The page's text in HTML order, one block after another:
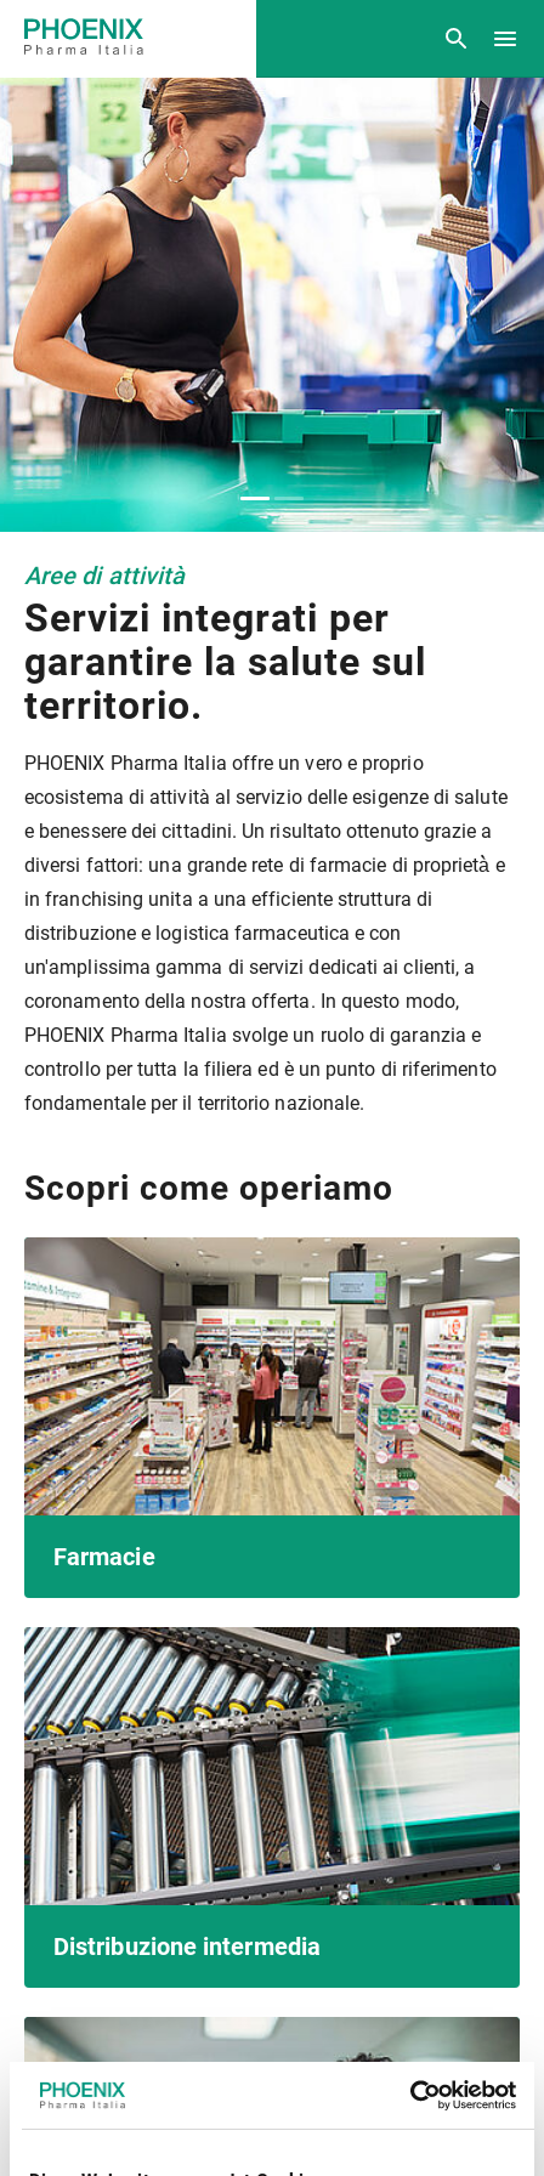
Aree di attività
Servizi integrati per
garantire la salute sul
territorio.
PHOENIX Pharma Italia offre un vero e proprio
ecosistema di attività al servizio delle esigenze di salute
e benessere dei cittadini. Un risultato ottenuto grazie a
diversi fattori: una grande rete di farmacie di proprietà̀ e
in franchising unita a una efficiente struttura di
distribuzione e logistica farmaceutica e con
un'amplissima gamma di servizi dedicati ai clienti, a
coronamento della nostra offerta. In questo modo,
PHOENIX Pharma Italia svolge un ruolo di garanzia e
controllo per tutta la filiera ed è un punto di riferimento
fondamentale per il territorio nazionale.
Scopri come operiamo
Farmacie
Distribuzione intermedia